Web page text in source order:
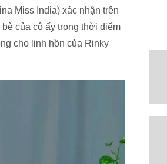
Miss India) xác nhận trên
của cô ấy trong thời điểm
cho linh hồn của Rinky